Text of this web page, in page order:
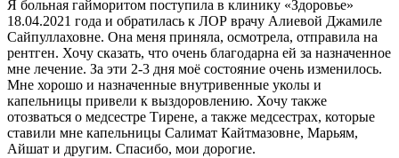
Я больная гайморитом поступила в клинику «Здоровье»
18.04.2021 года и обратилась к ЛОР врачу Алиевой Джамиле
Сайпуллаховне. Она меня приняла, осмотрела, отправила на
рентген. Хочу сказать, что очень благодарна ей за назначенное
мне лечение. За эти 2-3 дня моё состояние очень изменилось.
Мне хорошо и назначенные внутривенные уколы и
капельницы привели к выздоровлению. Хочу также
отозваться о медсестре Тирене, а также медсестрах, которые
ставили мне капельницы Салимат Кайтмазовне, Марьям,
Айшат и другим. Спасибо, мои дорогие.